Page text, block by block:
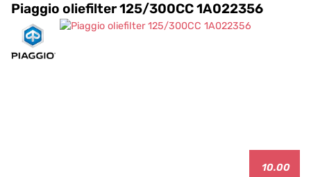
Piaggio oliefilter 125/300CC 1A022356
10.00